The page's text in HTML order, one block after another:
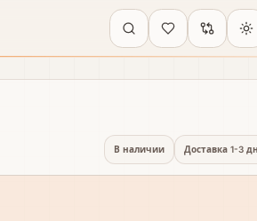
В наличии Доставка 1-3